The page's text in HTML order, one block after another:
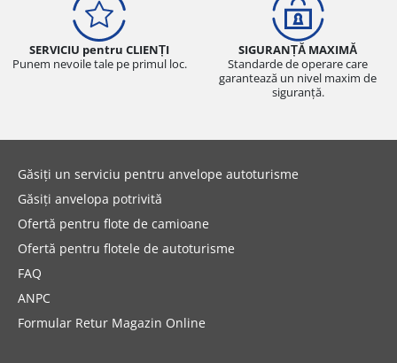
SERVICIU pentru CLIENȚI
Punem nevoile tale pe primul loc.
SIGURANȚĂ MAXIMĂ
Standarde de operare care
garantează un nivel maxim de
siguranță.
Găsiți un serviciu pentru anvelope autoturisme
Găsiți anvelopa potrivită
Ofertă pentru flote de camioane
Ofertă pentru flotele de autoturisme
FAQ
ANPC
Formular Retur Magazin Online